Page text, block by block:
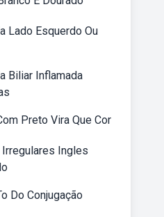
Lado Esquerdo Ou
Biliar Inflamada
Preto Vira Que Cor
Ingles
Do Conjugação